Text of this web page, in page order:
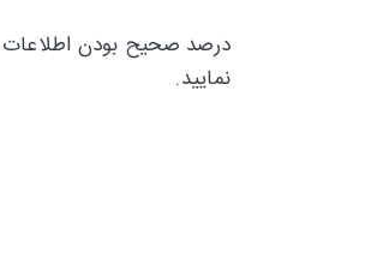
درصد صحیح بودن اطلاعات بیش از 70 درصد است و
نمایید.